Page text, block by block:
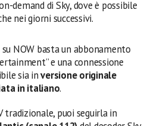
demand di Sky, dove è possibile
nei giorni successivi.
NOW basta un abbonamento
e una connessione
sia inversione originale
in italiano.
tradizionale, puoi seguirla in